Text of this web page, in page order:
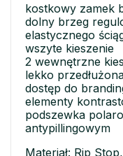
kostkowy zamek
dolny brzeg
elastycznego
wszyte kieszenie
2 wewnętrzne
lekko
dostęp do
elementy
podszewka
antypillingowym
Materiał: Rip